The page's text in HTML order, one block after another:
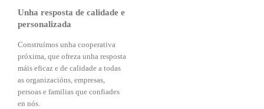
Unha resposta de calidade e
personalizada
Construímos unha cooperativa
próxima, que ofreza unha resposta
máis eficaz e de calidade a todas
as organizacións, empresas,
persoas e familias que confiades
en nós.